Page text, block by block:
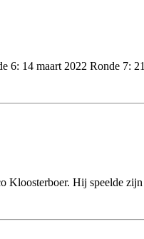
6: 14 maart 2022 Ronde 7:
Kloosterboer. Hij speelde